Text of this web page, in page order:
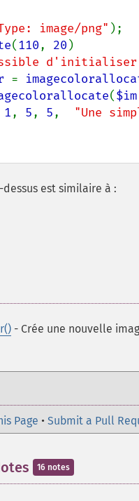
image/png"
(110, 20 )
d'initialiser
=
($im
1, 5, 5, "Une
est similaire à :
- Crée une nouvelle
Page • Submit a Pull
16 notes